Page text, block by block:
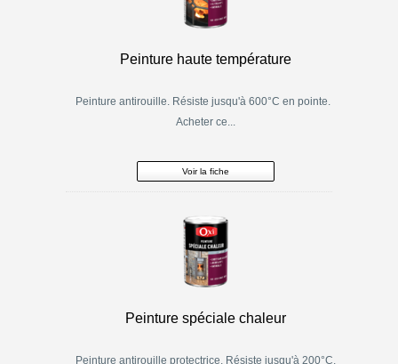
Peinture haute température
Peinture antirouille. Résiste jusqu'à 600°C en pointe.
Acheter ce...
Voir la fiche
Peinture spéciale chaleur
Peinture antirouille protectrice. Résiste jusqu'à 200°C.